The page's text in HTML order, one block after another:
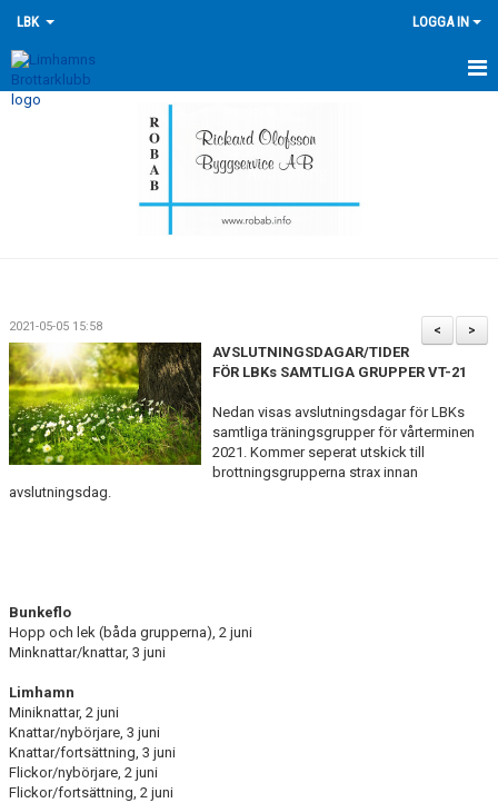
LBK LOGGA IN
HEM
TRÄNINGSKALENDER
TÄVLINGSKALENDERN
HISTORIK
TRÄNINGSAVGIFTER
VACCINERAD MOT DOPING
RICHTHOFFCUPEN
SNK-TÄVLING PÅ LIMHAMN
SKÅNESERIEN
>
<
2021-05-05 15:58
AVSLUTNINGSDAGAR/TIDER
FÖR LBKs SAMTLIGA GRUPPER VT-21
Nedan visas avslutningsdagar för LBKs
samtliga träningsgrupper för vårterminen
2021. Kommer seperat utskick till
brottningsgrupperna strax innan
avslutningsdag.
Bunkeflo
Hopp och lek (båda grupperna), 2 juni
Minknattar/knattar, 3 juni
Limhamn
Miniknattar, 2 juni
Knattar/nybörjare, 3 juni
Knattar/fortsättning, 3 juni
Flickor/nybörjare, 2 juni
Flickor/fortsättning, 2 juni